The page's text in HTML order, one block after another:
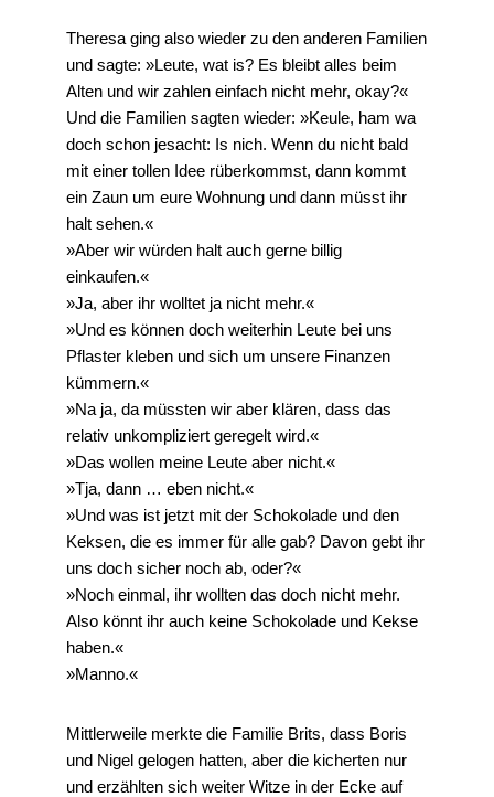
Theresa ging also wieder zu den anderen Familien
und sagte: »Leute, wat is? Es bleibt alles beim
Alten und wir zahlen einfach nicht mehr, okay?«
Und die Familien sagten wieder: »Keule, ham wa
doch schon jesacht: Is nich. Wenn du nicht bald
mit einer tollen Idee rüberkommst, dann kommt
ein Zaun um eure Wohnung und dann müsst ihr
halt sehen.«
»Aber wir würden halt auch gerne billig
einkaufen.«
»Ja, aber ihr wolltet ja nicht mehr.«
»Und es können doch weiterhin Leute bei uns
Pflaster kleben und sich um unsere Finanzen
kümmern.«
»Na ja, da müssten wir aber klären, dass das
relativ unkompliziert geregelt wird.«
»Das wollen meine Leute aber nicht.«
»Tja, dann … eben nicht.«
»Und was ist jetzt mit der Schokolade und den
Keksen, die es immer für alle gab? Davon gebt ihr
uns doch sicher noch ab, oder?«
»Noch einmal, ihr wollten das doch nicht mehr.
Also könnt ihr auch keine Schokolade und Kekse
haben.«
»Manno.«
Mittlerweile merkte die Familie Brits, dass Boris
und Nigel gelogen hatten, aber die kicherten nur
und erzählten sich weiter Witze in der Ecke auf